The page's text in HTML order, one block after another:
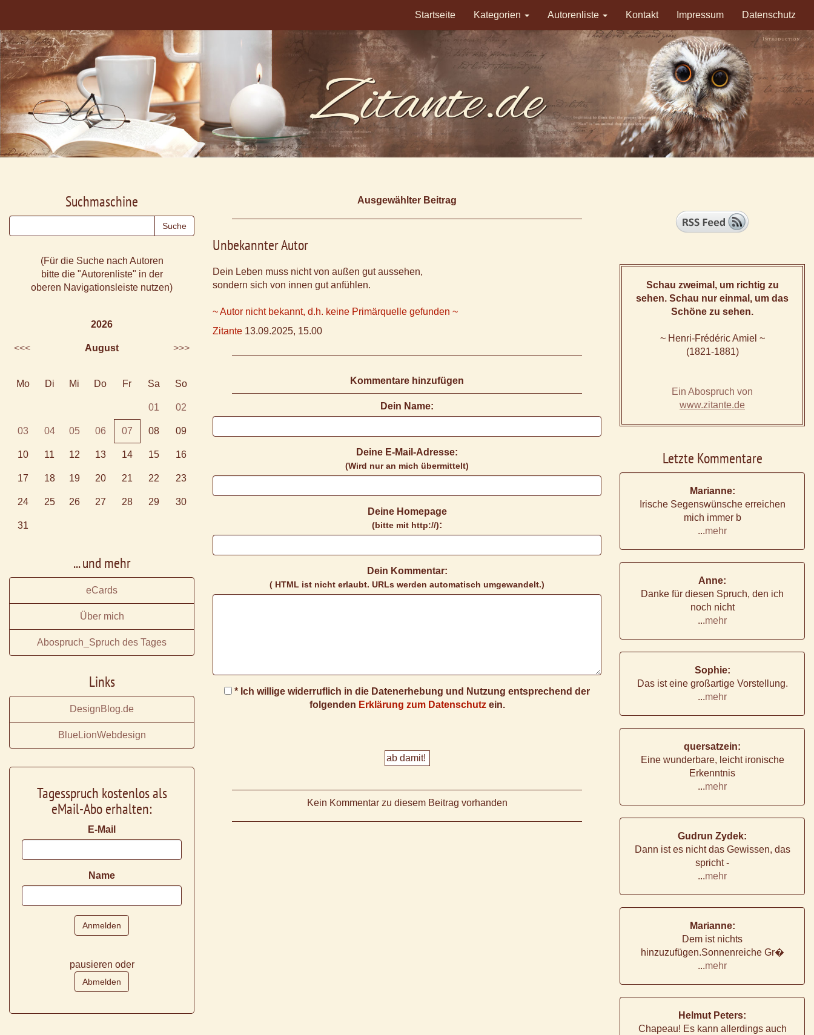
Startseite Kategorien Autorenliste Kontakt Impressum Datenschutz
Ausgewählter Beitrag
Unbekannter Autor
Dein Leben muss nicht von außen gut aussehen,
sondern sich von innen gut anfühlen.
~ Autor nicht bekannt, d.h. keine Primärquelle gefunden ~
Zitante 13.09.2025, 15.00
Kommentare hinzufügen
Dein Name:
Deine E-Mail-Adresse:
(Wird nur an mich übermittelt)
Deine Homepage
(bitte mit http://):
Dein Kommentar:
( HTML ist nicht erlaubt. URLs werden automatisch umgewandelt.)
* Ich willige widerruflich in die Datenerhebung und Nutzung entsprechend der
folgenden Erklärung zum Datenschutzein.
Kein Kommentar zu diesem Beitrag vorhanden
Suchmaschine
(Für die Suche nach Autoren
bitte die "Autorenliste" in der
oberen Navigationsleiste nutzen)
2026
<<< August >>>
Mo Di Mi Do Fr Sa So
01 02
03 04 05 06 07 08 09
10 11 12 13 14 15 16
17 18 19 20 21 22 23
24 25 26 27 28 29 30
31
... und mehr
eCards
Über mich
Abospruch_Spruch des Tages
Links
DesignBlog.de
BlueLionWebdesign
Tagesspruch kostenlos als
eMail-Abo erhalten:
E-Mail
Name
pausieren oder
Schau zweimal, um richtig zu
sehen. Schau nur einmal, um das
Schöne zu sehen.
~ Henri-Frédéric Amiel ~
(1821-1881)
Ein Abospruch von
www.zitante.de
Letzte Kommentare
Marianne:
Irische Segenswünsche erreichen
mich immer b
...mehr
Anne:
Danke für diesen Spruch, den ich
noch nicht
...mehr
Sophie:
Das ist eine großartige Vorstellung.
...mehr
quersatzein:
Eine wunderbare, leicht ironische
Erkenntnis
...mehr
Gudrun Zydek:
Dann ist es nicht das Gewissen, das
spricht -
...mehr
Marianne:
Dem ist nichts
hinzuzufügen.Sonnenreiche Gr�
...mehr
Helmut Peters:
Chapeau! Es kann allerdings auch